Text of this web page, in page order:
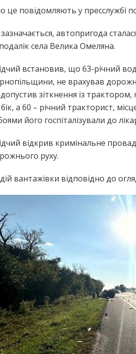
це повідомляють у пресслужбі
автопригода
села Велика Омеляна.
встановив, що 63-річний
не врахував
зіткнення із
а 60 – річний тракторист,
його госпіталізували до
відкрив кримінальне
руху.
вантажівки відповідно до